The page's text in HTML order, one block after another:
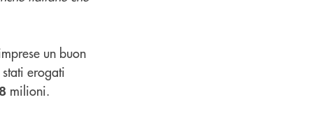
un buon
erogati
milioni.